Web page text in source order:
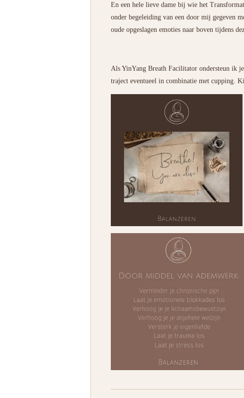
En een hele lieve dame bij wie het
onder begeleiding van een door mij gegeven
oude opgeslagen emoties naar boven tijdens
Als YinYang Breath Facilitator ondersteun ik
traject eventueel in combinatie met cupping.